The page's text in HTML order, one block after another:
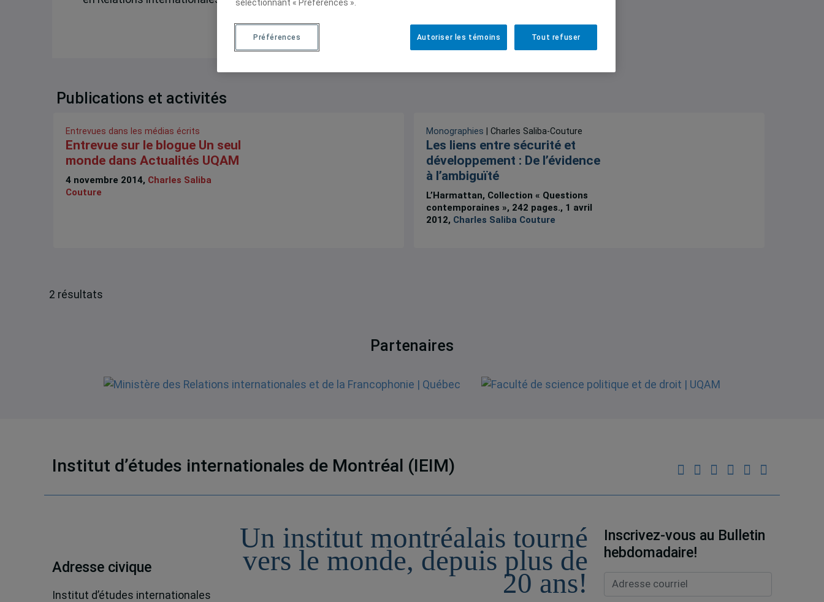
Publications et activités
Entrevues dans les médias écrits
Entrevue sur le blogue Un seul
monde dans Actualités UQAM
4 novembre 2014, Charles Saliba
Couture
Monographies | Charles Saliba-Couture
Les liens entre sécurité et
développement : De l’évidence
à l’ambiguïté
L’Harmattan, Collection « Questions
contemporaines », 242 pages., 1 avril
2012, Charles Saliba Couture
2 résultats
Partenaires
Institut d’études internationales de Montréal (IEIM)
Adresse civique
Institut d’études internationales
Un institut montréalais tourné
vers le monde, depuis plus de
20 ans!
Inscrivez-vous au Bulletin
hebdomadaire!
sélectionnant « Préférences ».
Tout refuser
Autoriser les témoins
Préférences